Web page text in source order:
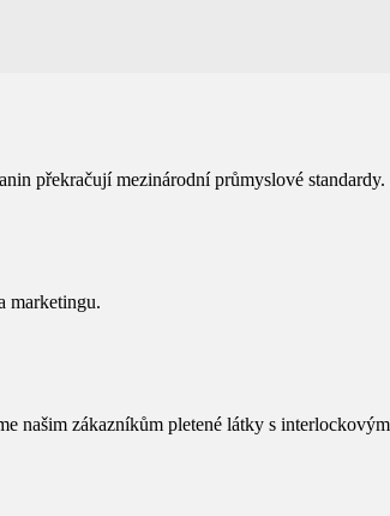
překračují mezinárodní průmyslové standardy.
marketingu.
našim zákazníkům pletené látky s